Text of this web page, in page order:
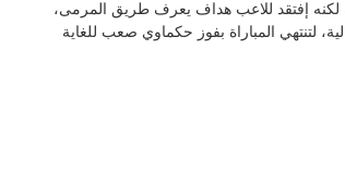
لكنه إفتقد للاعب هداف يعرف طريق المرمى،
لتنتهي المباراة بفوز حكماوي صعب للغاية